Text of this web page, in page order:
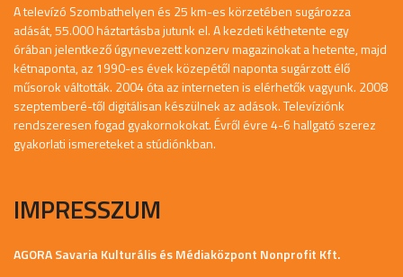
A televízó Szombathelyen és 25 km-es körzetében sugározza
adását, 55.000 háztartásba jutunk el. A kezdeti kéthetente egy
órában jelentkező úgynevezett konzerv magazinokat a hetente, majd
kétnaponta, az 1990-es évek közepétől naponta sugárzott élő
műsorok váltották. 2004 óta az interneten is elérhetők vagyunk. 2008
szeptemberé-től digitálisan készülnek az adások. Televíziónk
rendszeresen fogad gyakornokokat. Évről évre 4-6 hallgató szerez
gyakorlati ismereteket a stúdiónkban.
IMPRESSZUM
AGORA Savaria Kulturális és Médiaközpont Nonprofit Kft.